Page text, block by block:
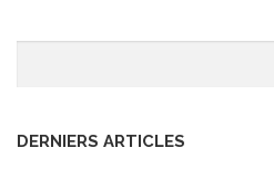
DERNIERS ARTICLES